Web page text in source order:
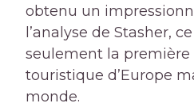
obtenu un
l’analyse de Stasher,
seulement la première
touristique d’Europe
monde.